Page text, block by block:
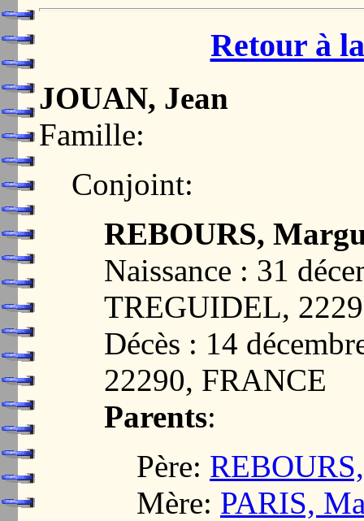
Retour à
JOUAN, Jean
Famille:
Conjoint:
REBOURS,
Naissance : 31
TREGUIDEL,
Décès : 14
22290, FRANCE
Parents:
Père:
Mère: PARIS,